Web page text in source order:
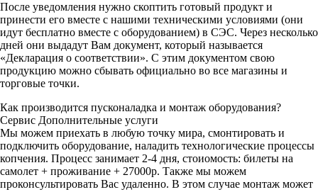
После уведомления нужно скоптить готовый продукт и
принести его вместе с нашими техническими условиями (они
идут бесплатно вместе с оборудованием) в СЭС. Через несколько
дней они выдадут Вам документ, который называется
«Декларация о соответствии». С этим документом свою
продукцию можно сбывать официально во все магазины и
торговые точки.
Как производится пусконаладка и монтаж оборудования?
Сервис Дополнительные услуги
Мы можем приехать в любую точку мира, смонтировать и
подключить оборудование, наладить технологические процессы
копчения. Процесс занимает 2-4 дня, стоиомость: билеты на
самолет + проживание + 27000р. Также мы можем
проконсультировать Вас удаленно. В этом случае монтаж может